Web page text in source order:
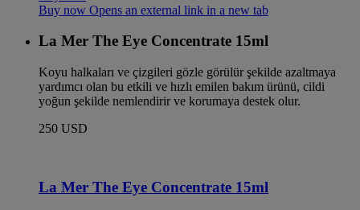
Buy now Opens an external link in a new tab
La Mer The Eye Concentrate 15ml
Koyu halkaları ve çizgileri gözle görülür şekilde azaltmaya
yardımcı olan bu etkili ve hızlı emilen bakım ürünü, cildi
yoğun şekilde nemlendirir ve korumaya destek olur.
250 USD
La Mer The Eye Concentrate 15ml